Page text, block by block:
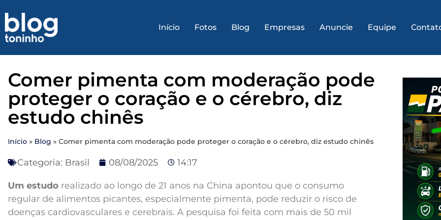
Início Fotos Blog Empresas Anuncie Equipe
Comer pimenta com moderação pode
proteger o coração e o cérebro, diz
estudo chinês
Início » Blog » Comer pimenta com moderação pode proteger o coração e o cérebro, diz estudo chinês
Categoria: Brasil 08/08/2025 14:17
Um estudo realizado ao longo de 21 anos na China apontou que o consumo
regular de alimentos picantes, especialmente pimenta, pode reduzir o risco de
doenças cardiovasculares e cerebrais. A pesquisa foi feita com mais de 50 mil